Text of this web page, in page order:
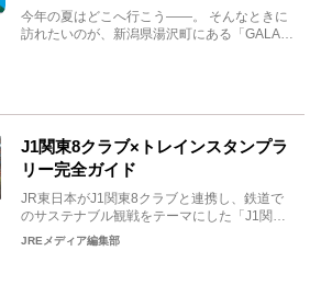
生まれ変わる
今年の夏はどこへ行こう――。 そんなときに
訪れたいのが、新潟県湯沢町にある「GALA湯
J1関東8クラブ×トレインスタンプラ
リー完全ガイド
JR東日本がJ1関東8クラブと連携し、鉄道で
のサステナブル観戦をテーマにした「J1関東8
クラブ×トレイン...
JREメディア編集部